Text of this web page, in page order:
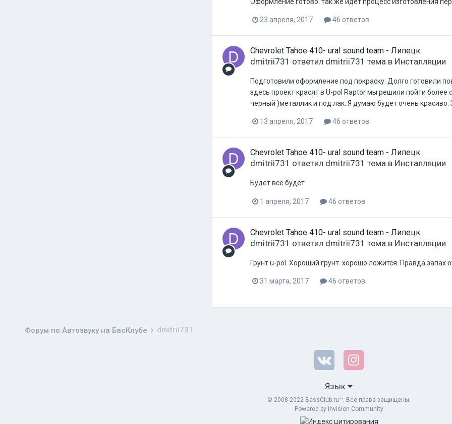
23 апреля, 2017 46 ответов
Chevrolet Tahoe 410- ural sound team - Липецк
dmitrii731 ответил dmitrii731 тема в Инсталляции
Подготовили оформление под покраску. Долго готовили
здесь проект красят в U-pol Raptor мы решили пойти
черный )металлик и под лак. Я думаю будет очень красиво.
13 апреля, 2017 46 ответов
Chevrolet Tahoe 410- ural sound team - Липецк
dmitrii731 ответил dmitrii731 тема в Инсталляции
Будет все будет.
1 апреля, 2017 46 ответов
Chevrolet Tahoe 410- ural sound team - Липецк
dmitrii731 ответил dmitrii731 тема в Инсталляции
Грунт u-pol. Хороший грунт. хорошо ложится. Правда запах
31 марта, 2017 46 ответов
Форум по Автозвуку на БасКлубе dmitrii731
Язык
© 2008-2022 BassClub.ru™. Все права защищены.
Powered by Invision Community